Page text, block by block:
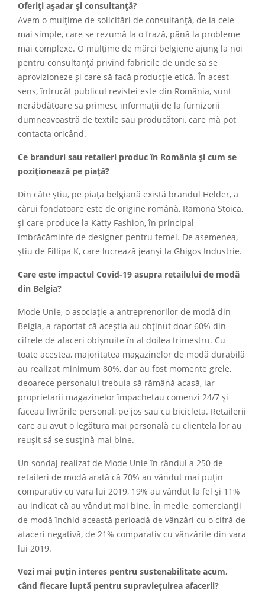
Oferiți așadar și consultanță?
Avem o mulțime de solicitări de consultanță, de la cele
mai simple, care se rezumă la o frază, până la probleme
mai complexe. O mulțime de mărci belgiene ajung la noi
pentru consultanță privind fabricile de unde să se
aprovizioneze și care să facă producție etică. În acest
sens, întrucât publicul revistei este din România, sunt
nerăbdătoare să primesc informații de la furnizorii
dumneavoastră de textile sau producători, care mă pot
contacta oricând.
Ce branduri sau retaileri produc în România și cum se
poziționează pe piață?
Din câte știu, pe piața belgiană există brandul Helder, a
cărui fondatoare este de origine română, Ramona Stoica,
și care produce la Katty Fashion, în principal
îmbrăcăminte de designer pentru femei. De asemenea,
știu de Fillipa K, care lucrează jeanși la Ghigos Industrie.
Care este impactul Covid-19 asupra retailului de modă
din Belgia?
Mode Unie, o asociație a antreprenorilor de modă din
Belgia, a raportat că aceștia au obținut doar 60% din
cifrele de afaceri obișnuite în al doilea trimestru. Cu
toate acestea, majoritatea magazinelor de modă durabilă
au realizat minimum 80%, dar au fost momente grele,
deoarece personalul trebuia să rămână acasă, iar
proprietarii magazinelor împachetau comenzi 24/7 și
făceau livrările personal, pe jos sau cu bicicleta. Retailerii
care au avut o legătură mai personală cu clientela lor au
reușit să se susțină mai bine.
Un sondaj realizat de Mode Unie în rândul a 250 de
retaileri de modă arată că 70% au vândut mai puțin
comparativ cu vara lui 2019, 19% au vândut la fel și 11%
au indicat că au vândut mai bine. În medie, comercianții
de modă închid această perioadă de vânzări cu o cifră de
afaceri negativă, de 21% comparativ cu vânzările din vara
lui 2019.
Vezi mai puțin interes pentru sustenabilitate acum,
când fiecare luptă pentru supraviețuirea afacerii?